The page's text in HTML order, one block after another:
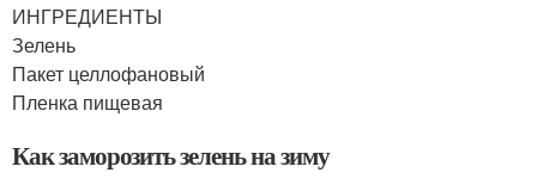
ИНГРЕДИЕНТЫ
Зелень
Пакет целлофановый
Пленка пищевая
Как заморозить зелень на зиму